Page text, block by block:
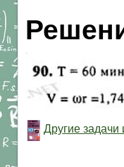
Другие задачи